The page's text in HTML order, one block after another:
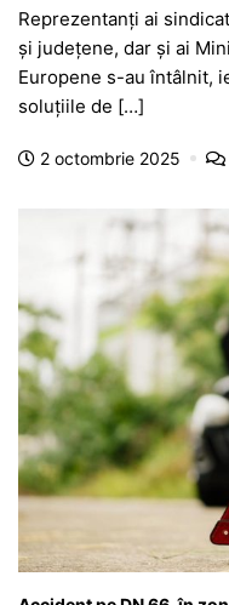
c
e
b
o
at
s
A
p
s
s
n
Reprezentanți ai
și județene, dar și ai
Europene s-au întâlnit,
soluțiile de […]
2 octombrie 2025